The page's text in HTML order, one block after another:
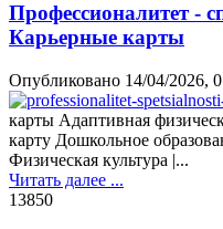
Профессионалитет -
Карьерные карты
Опубликовано 14/04/2026,
карты Адаптивная
карту Дошкольное
Физическая культура |...
Читать далее ...
13850